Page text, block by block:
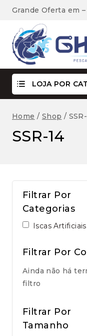
Grande Oferta em
LOJA POR
Home / Shop /
SSR-14
Filtrar Por
Categorias
Iscas Artificiais
Filtrar Por
Ainda não há
filtro
Filtrar Por
Tamanho